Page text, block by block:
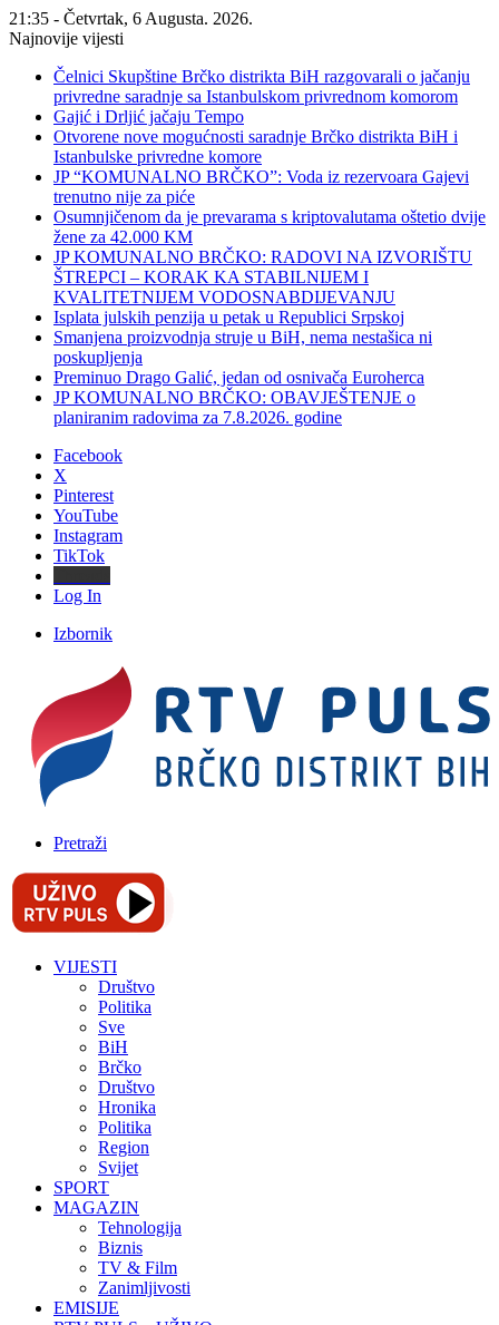
21:35 - Četvrtak, 6 Augusta. 2026.
Najnovije vijesti
Čelnici Skupštine Brčko distrikta BiH razgovarali o jačanju
privredne saradnje sa Istanbulskom privrednom komorom
Gajić i Drljić jačaju Tempo
Otvorene nove mogućnosti saradnje Brčko distrikta BiH i
Istanbulske privredne komore
JP “KOMUNALNO BRČKO”: Voda iz rezervoara Gajevi
trenutno nije za piće
Osumnjičenom da je prevarama s kriptovalutama oštetio dvije
žene za 42.000 KM
JP KOMUNALNO BRČKO: RADOVI NA IZVORIŠTU
ŠTREPCI – KORAK KA STABILNIJEM I
KVALITETNIJEM VODOSNABDIJEVANJU
Isplata julskih penzija u petak u Republici Srpskoj
Smanjena proizvodnja struje u BiH, nema nestašica ni
poskupljenja
Preminuo Drago Galić, jedan od osnivača Euroherca
JP KOMUNALNO BRČKO: OBAVJEŠTENJE o
planiranim radovima za 7.8.2026. godine
Facebook
X
Pinterest
YouTube
Instagram
TikTok
Log In
Izbornik
Pretraži
VIJESTI
Društvo
Politika
Sve
BiH
Brčko
Društvo
Hronika
Politika
Region
Svijet
SPORT
MAGAZIN
Tehnologija
Biznis
TV & Film
Zanimljivosti
EMISIJE